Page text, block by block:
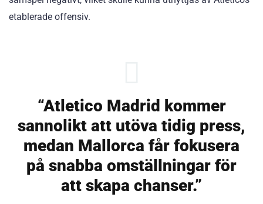
etablerade offensiv.
“Atletico Madrid kommer
sannolikt att utöva tidig press,
medan Mallorca får fokusera
på snabba omställningar för
att skapa chanser.”